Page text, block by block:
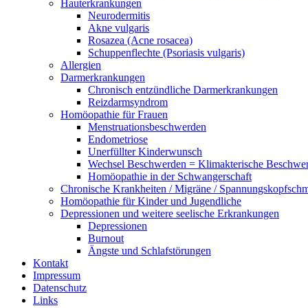
Hauterkrankungen
Neurodermitis
Akne vulgaris
Rosazea (Acne rosacea)
Schuppenflechte (Psoriasis vulgaris)
Allergien
Darmerkrankungen
Chronisch entzündliche Darmerkrankungen
Reizdarmsyndrom
Homöopathie für Frauen
Menstruationsbeschwerden
Endometriose
Unerfüllter Kinderwunsch
Wechsel Beschwerden = Klimakterische
Homöopathie in der Schwangerschaft
Chronische Krankheiten / Migräne /
Homöopathie für Kinder und Jugendliche
Depressionen und weitere seelische Erkrankungen
Depressionen
Burnout
Ängste und Schlafstörungen
Kontakt
Impressum
Datenschutz
Links